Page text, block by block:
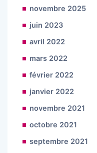
novembre 2025
juin 2023
avril 2022
mars 2022
février 2022
janvier 2022
novembre 2021
octobre 2021
septembre 2021